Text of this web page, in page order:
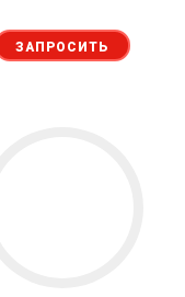
ЗАПРОСИТЬ